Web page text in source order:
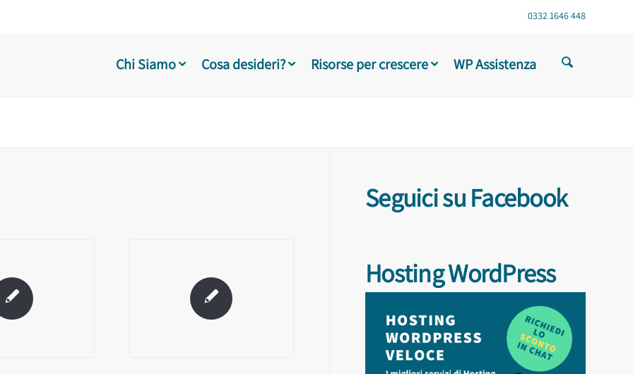
0332 1646 448
Chi Siamo Cosa desideri? Risorse per crescere WP Assistenza
Seguici su Facebook
Hosting WordPress